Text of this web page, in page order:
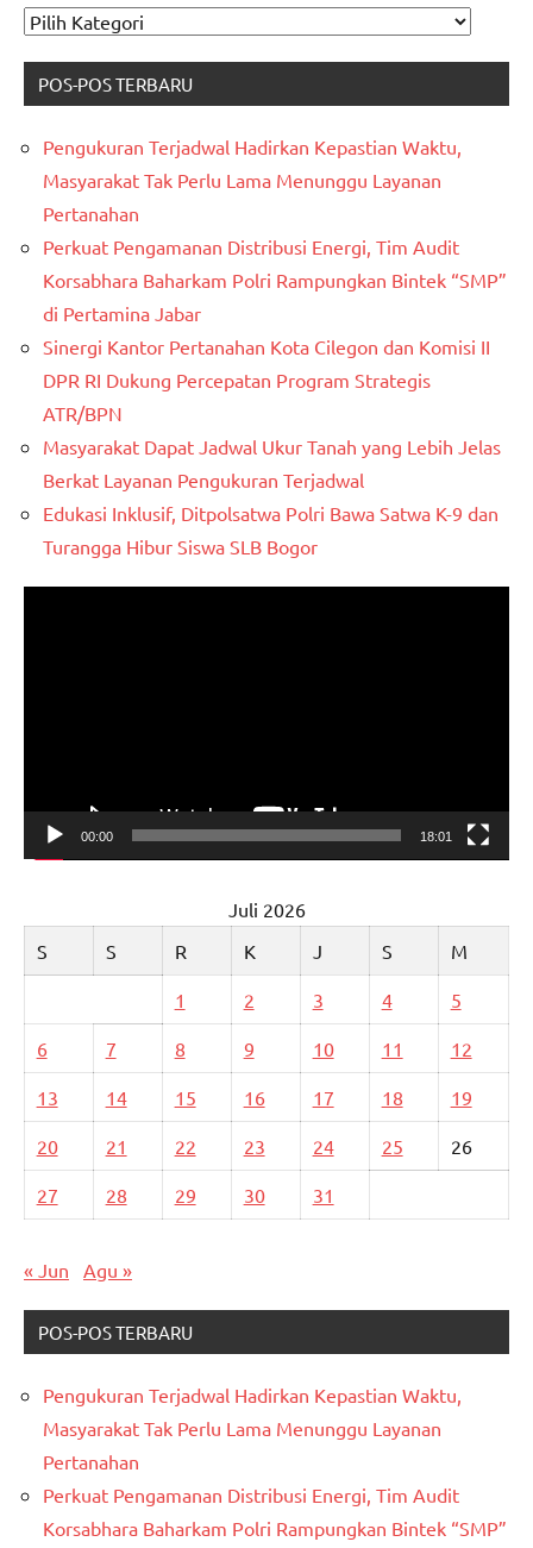
CARI
POS-POS TERBARU
Pengukuran Terjadwal Hadirkan Kepastian Waktu,
Masyarakat Tak Perlu Lama Menunggu Layanan
Pertanahan
Perkuat Pengamanan Distribusi Energi, Tim Audit
Korsabhara Baharkam Polri Rampungkan Bintek “SMP”
di Pertamina Jabar
Sinergi Kantor Pertanahan Kota Cilegon dan Komisi II
DPR RI Dukung Percepatan Program Strategis
ATR/BPN
Masyarakat Dapat Jadwal Ukur Tanah yang Lebih Jelas
Berkat Layanan Pengukuran Terjadwal
Edukasi Inklusif, Ditpolsatwa Polri Bawa Satwa K-9 dan
Turangga Hibur Siswa SLB Bogor
00:00 18:01
Juli 2026
S
S R K J S M
1 2 3 4 5
6 7 8 9 10 11 12
13 14 15 16 17 18 19
20 21 22 23 24 25 26
27 28 29 30 31
« Jun Agu »
POS-POS TERBARU
Pengukuran Terjadwal Hadirkan Kepastian Waktu,
Masyarakat Tak Perlu Lama Menunggu Layanan
Pertanahan
Perkuat Pengamanan Distribusi Energi, Tim Audit
Korsabhara Baharkam Polri Rampungkan Bintek “SMP”